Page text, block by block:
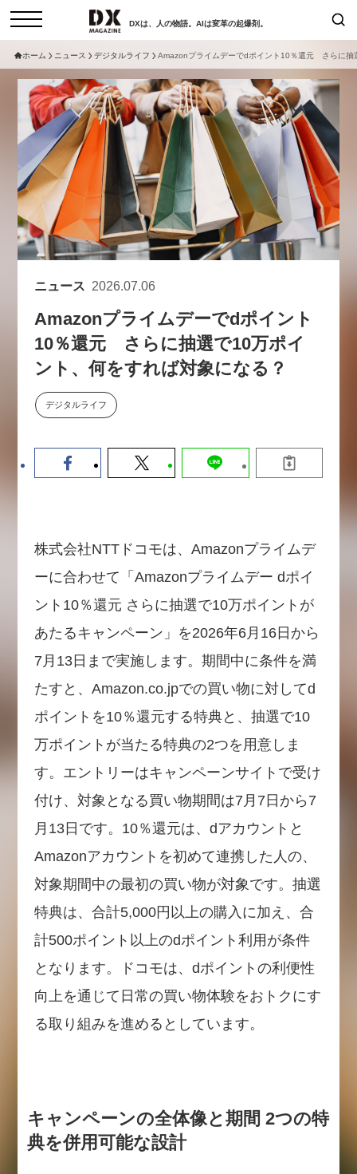
DXは、人の物語。AIは変革の起爆剤。
コラム インタビュー
セミナー ニュース
サービスメニュー 日本オムニチャネル協会
トップページ
特集
動画
サイトマップ
お問い合わせ
個人情報保護法について
採用情報
検索
現在開催予定のセミナー
セミナー
【8/12開催】「イノベーションを
数値化する」～投資される事業の
学ぶ資金調達・巻き込みのリアル
2026-06-10
セミナー
【9/30開催】AIで何でもできる時
ホーム ニュース デジタルライフ Amazonプライムデーでdポイント10％還元 さらに抽
ニュース 2026.07.06
Amazonプライムデーでdポイント
10％還元 さらに抽選で10万ポイ
ント、何をすれば対象になる？
デジタルライフ
株式会社NTTドコモは、Amazonプライムデ
ーに合わせて「Amazonプライムデー dポイ
ント10％還元 さらに抽選で10万ポイントが
あたるキャンペーン」を2026年6月16日から
7月13日まで実施します。期間中に条件を満
たすと、Amazon.co.jpでの買い物に対してd
ポイントを10％還元する特典と、抽選で10
万ポイントが当たる特典の2つを用意しま
す。エントリーはキャンペーンサイトで受け
付け、対象となる買い物期間は7月7日から7
月13日です。10％還元は、dアカウントと
Amazonアカウントを初めて連携した人の、
対象期間中の最初の買い物が対象です。抽選
特典は、合計5,000円以上の購入に加え、合
計500ポイント以上のdポイント利用が条件
となります。ドコモは、dポイントの利便性
向上を通じて日常の買い物体験をおトクにす
る取り組みを進めるとしています。
キャンペーンの全体像と期間 2つの特
典を併用可能な設計